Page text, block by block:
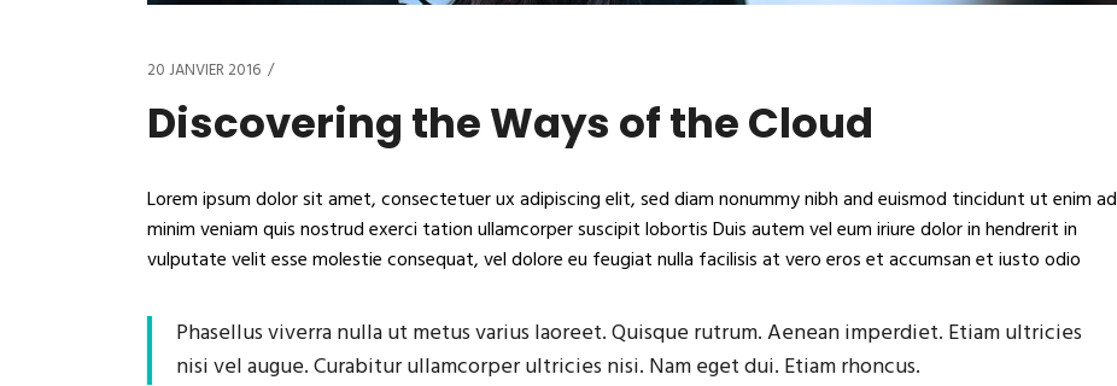
20 JANVIER 2016
Discovering the Ways of the Cloud
Lorem ipsum dolor sit amet, consectetuer ux adipiscing elit, sed diam nonummy nibh and euismod tincidunt ut enim ad
minim veniam quis nostrud exerci tation ullamcorper suscipit lobortis Duis autem vel eum iriure dolor in hendrerit in
vulputate velit esse molestie consequat, vel dolore eu feugiat nulla facilisis at vero eros et accumsan et iusto odio
Phasellus viverra nulla ut metus varius laoreet. Quisque rutrum. Aenean imperdiet. Etiam ultricies
nisi vel augue. Curabitur ullamcorper ultricies nisi. Nam eget dui. Etiam rhoncus.